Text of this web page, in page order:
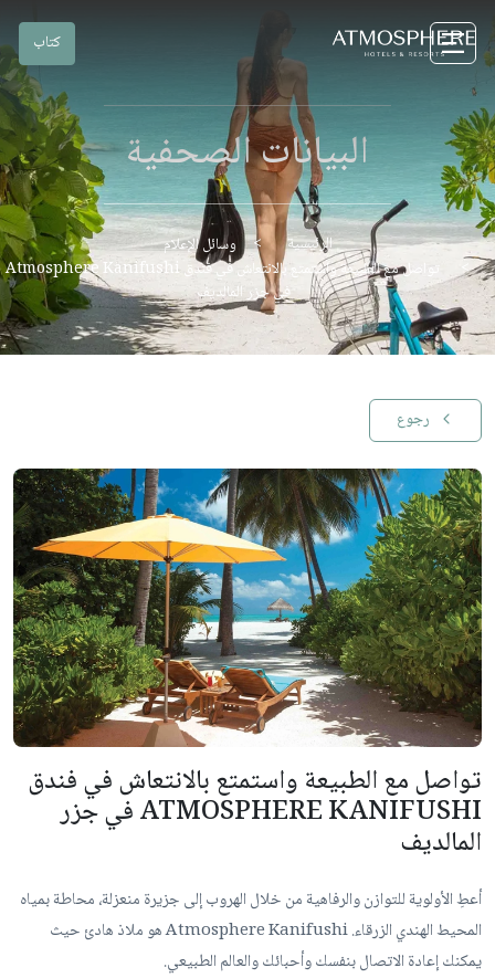
كتاب
البيانات الصحفية
الرئيسية
وسائل الإعلام
تواصل مع الطبيعة واستمتع بالانتعاش في فندق Atmosphere Kanifushi
في جزر المالديف
رجوع
تواصل مع الطبيعة واستمتع بالانتعاش في فندق
ATMOSPHERE KANIFUSHI في جزر
المالديف
أعطِ الأولوية للتوازن والرفاهية من خلال الهروب إلى جزيرة منعزلة، محاطة بمياه
المحيط الهندي الزرقاء. Atmosphere Kanifushi هو ملاذ هادئ حيث
يمكنك إعادة الاتصال بنفسك وأحبائك والعالم الطبيعي.